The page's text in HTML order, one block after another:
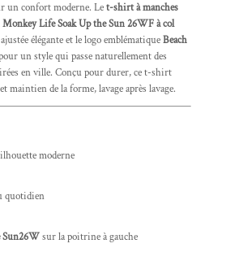
un confort moderne. Let-shirt à manches
Life Soak Up the Sun 26WF à col
élégante et le logo emblématiqueBeach
un style qui passe naturellement des
en ville. Conçu pour durer, ce t-shirt
maintien de la forme, lavage après lavage.
moderne
quotidien
Sun26Wsur la poitrine à gauche